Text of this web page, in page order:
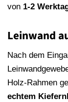
von 1-2
Leinwand
Nach dem
Holz-Rahmen
echtem